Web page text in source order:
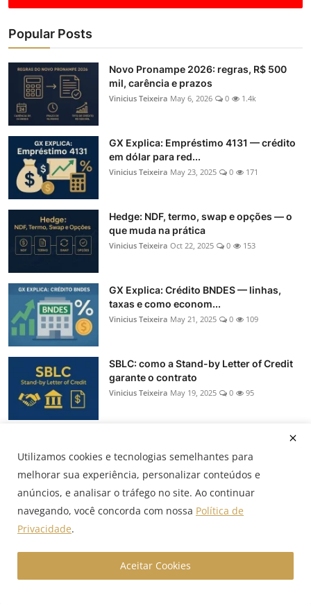
Popular Posts
Novo Pronampe 2026: regras, R$ 500
mil, carência e prazos
Vinicius Teixeira May 6, 2026 0 1.4k
GX Explica: Empréstimo 4131 — crédito
em dólar para red...
Vinicius Teixeira May 23, 2025 0 171
Hedge: NDF, termo, swap e opções — o
que muda na prática
Vinicius Teixeira Oct 22, 2025 0 153
GX Explica: Crédito BNDES — linhas,
taxas e como econom...
Vinicius Teixeira May 21, 2025 0 109
SBLC: como a Stand-by Letter of Credit
garante o contrato
Vinicius Teixeira May 19, 2025 0 95
Novo Pronampe 2026: regras, R$ 500
mil, carência e prazos
Vinicius Teixeira May 6, 2026 0 1.4k
mais a pena para ...
Utilizamos cookies e tecnologias semelhantes para
melhorar sua experiência, personalizar conteúdos e
anúncios, e analisar o tráfego no site. Ao continuar
navegando, você concorda com nossa Política de
Privacidade.
Aceitar Cookies